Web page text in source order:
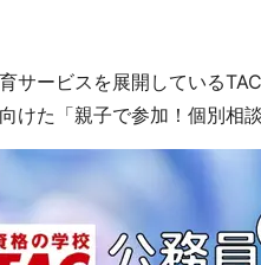
サービスを展開している
けた「親子で参加！個別相